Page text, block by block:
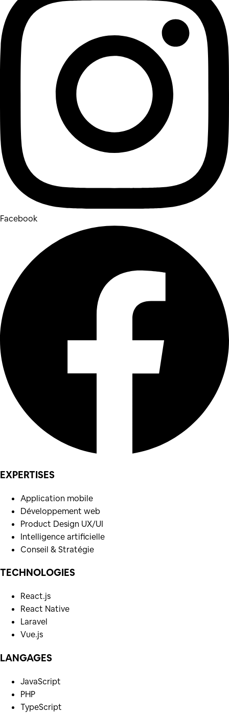
Facebook
EXPERTISES
Application mobile
Développement web
Product Design UX/UI
Intelligence artificielle
Conseil & Stratégie
TECHNOLOGIES
React.js
React Native
Laravel
Vue.js
LANGAGES
JavaScript
PHP
TypeScript